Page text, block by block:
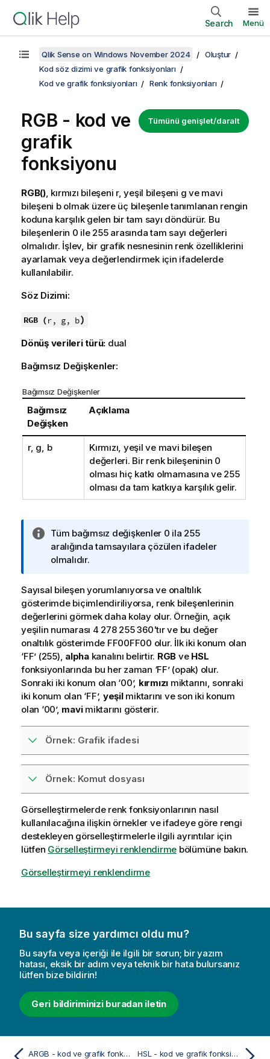
Search Menü
Qlik Sense on Windows November 2024
Oluştur
Kod söz dizimi ve grafik fonksiyonları
Kod ve grafik fonksiyonları
Renk fonksiyonları
Tümünü genişlet/daralt
RGB - kod ve
grafik
fonksiyonu
RGB(), kırmızı bileşeni r, yeşil bileşeni g ve mavi
bileşeni b olmak üzere üç bileşenle tanımlanan rengin
koduna karşılık gelen bir tam sayı döndürür. Bu
bileşenlerin 0 ile 255 arasında tam sayı değerleri
olmalıdır. İşlev, bir grafik nesnesinin renk özelliklerini
ayarlamak veya değerlendirmek için ifadelerde
kullanılabilir.
Söz Dizimi:
RGB (r, g, b)
Dönüş verileri türü: dual
Bağımsız Değişkenler:
Bağımsız Değişkenler
Bağımsız
Değişken
Açıklama
r, g, b
Kırmızı, yeşil ve mavi bileşen
değerleri. Bir renk bileşeninin 0
olması hiç katkı olmamasına ve 255
olması da tam katkıya karşılık gelir.
B
i
l
i
n
o
t
u
Tüm bağımsız değişkenler 0 ila 255
aralığında tamsayılara çözülen ifadeler
olmalıdır.
Sayısal bileşen yorumlanıyorsa ve onaltılık
gösterimde biçimlendiriliyorsa, renk bileşenlerinin
değerlerini görmek daha kolay olur. Örneğin, açık
yeşilin numarası 4 278 255 360'tır ve bu değer
onaltılık gösterimde FF00FF00 olur. İlk iki konum olan
‘FF’ (255), alphakanalını belirtir. RGB ve HSL
fonksiyonlarında bu her zaman ‘FF’ (opak) olur.
Sonraki iki konum olan ‘00’, kırmızı miktarını, sonraki
iki konum olan ‘FF’, yeşilmiktarını ve son iki konum
olan ‘00’, mavimiktarını gösterir.
Örnek: Grafik ifadesi
Örnek: Komut dosyası
Görselleştirmelerde renk fonksiyonlarının nasıl
kullanılacağına ilişkin örnekler ve ifadeye göre rengi
destekleyen görselleştirmelerle ilgili ayrıntılar için
lütfen Görselleştirmeyi renklendirme bölümüne bakın.
Görselleştirmeyi renklendirme
Bu sayfa size yardımcı oldu mu?
Bu sayfa veya içeriği ile ilgili bir sorun; bir yazım
hatası, eksik bir adım veya teknik bir hata bulursanız
lütfen bize bildirin!
Geri bildiriminizi buradan iletin
ARGB - kod ve grafik fonksiyonu HSL - kod ve grafik fonksiyonu